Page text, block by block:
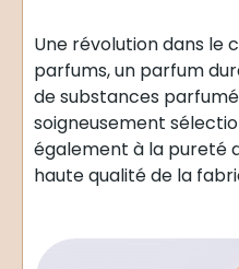
Une révolution dans le
parfums, un parfum
de substances
soigneusement
également à la pureté
haute qualité de la